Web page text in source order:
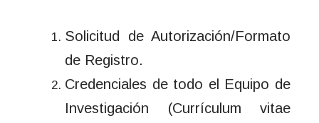
Solicitud de Autorización/Formato
de Registro.
Credenciales de todo el Equipo de
Investigación (Currículum vitae